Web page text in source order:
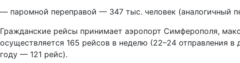
— паромной переправой — 347 тыс. человек (аналогичный
Гражданские рейсы принимает аэропорт Симферополя,
осуществляется 165 рейсов в неделю (22–24 отправления
году — 121 рейс).